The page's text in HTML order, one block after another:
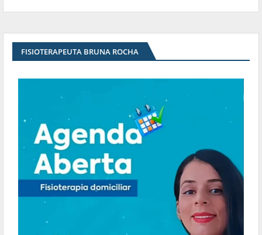
FISIOTERAPEUTA BRUNA ROCHA